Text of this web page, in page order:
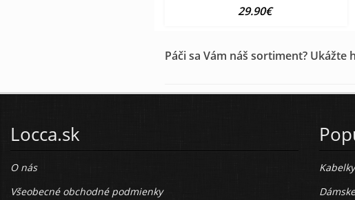
29.90€
Páči sa Vám náš sortiment? Ukážte
Locca.sk
O nás
Všeobecné obchodné podmienky
Kabelky